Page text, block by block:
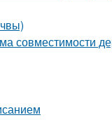
совместимости